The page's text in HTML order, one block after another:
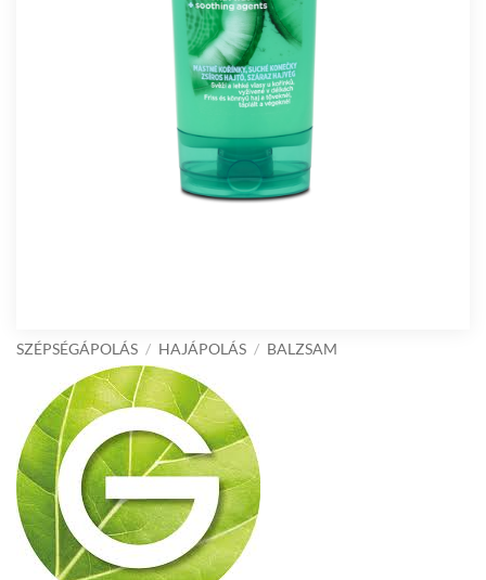
SZÉPSÉGÁPOLÁS / HAJÁPOLÁS / BALZSAM